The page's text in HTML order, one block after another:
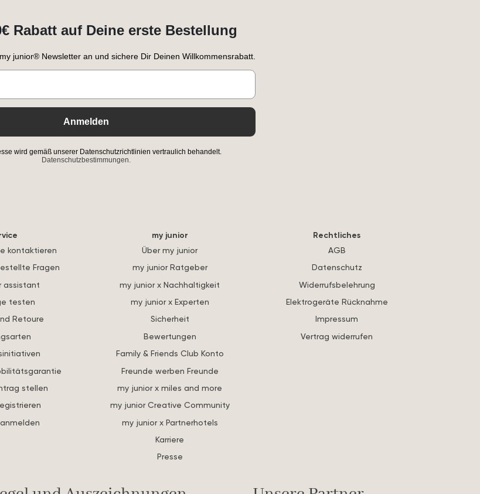
Rabatt auf Deine erste Bestellung
junior® Newsletter an und sichere Dir Deinen Willkommensrabatt.
Anmelden
wird gemäß unserer Datenschutzrichtlinien vertraulich behandelt.
Datenschutzbestimmungen.
kontaktieren
Fragen
assistant
testen
Retoure
stellen
my junior
Über my junior
my junior Ratgeber
my junior x Nachhaltigkeit
my junior x Experten
Sicherheit
Bewertungen
Family & Friends Club Konto
Freunde werben Freunde
my junior x miles and more
my junior Creative Community
my junior x Partnerhotels
Karriere
Presse
Rechtliches
AGB
Datenschutz
Widerrufsbelehrung
Elektrogeräte Rücknahme
Impressum
Vertrag widerrufen